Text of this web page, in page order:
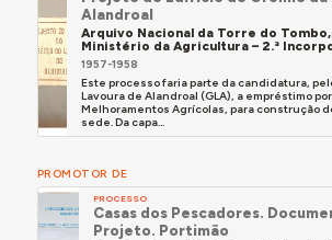
Alandroal
Arquivo Nacional da Torre do Tombo,
Ministério da Agricultura – 2.ª
1957-1958
Este processo faria parte da candidatura,
Lavoura de Alandroal (GLA), a empréstimo
Melhoramentos Agrícolas, para construção
sede. Da capa...
PROMOTOR DE
PROCESSO
Casas dos Pescadores.
Projeto. Portimão